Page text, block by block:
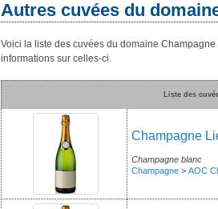
Autres cuvées du
Voici la liste des cuvées du domaine
informations sur celles-ci.
Liste des
Champagne
Champagne blanc
Champagne > AOC